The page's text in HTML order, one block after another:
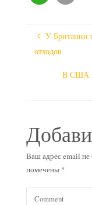
У Британии
отходов
В США
Ваш адрес email не
помечены *